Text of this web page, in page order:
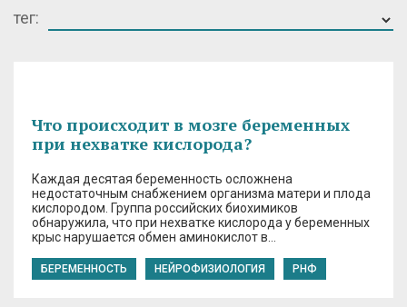
тег:
Что происходит в мозге беременных
при нехватке кислорода?
Каждая десятая беременность осложнена
недостаточным снабжением организма матери и плода
кислородом. Группа российских биохимиков
обнаружила, что при нехватке кислорода у беременных
крыс нарушается обмен аминокислот в…
БЕРЕМЕННОСТЬ НЕЙРОФИЗИОЛОГИЯ РНФ